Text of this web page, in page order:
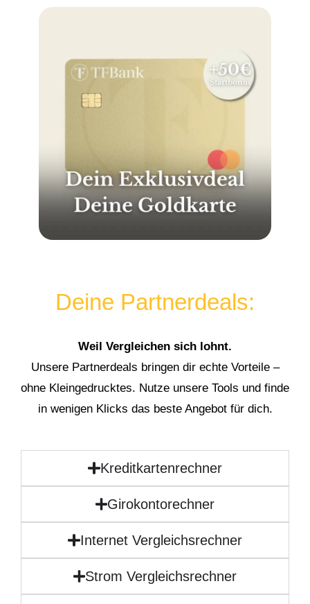
Deine Partnerdeals:
Weil Vergleichen sich lohnt.
Unsere Partnerdeals bringen dir echte Vorteile –
ohne Kleingedrucktes. Nutze unsere Tools und finde
in wenigen Klicks das beste Angebot für dich.
Kreditkartenrechner
Girokontorechner
Internet Vergleichsrechner
Strom Vergleichsrechner